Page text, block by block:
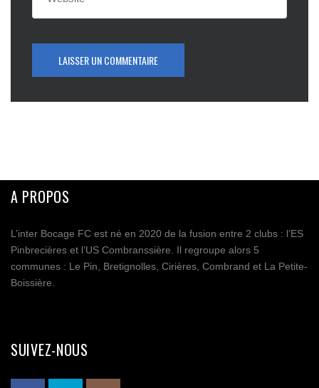
A PROPOS
L’inter Bocage FC est né en 2020 de la fusion entre 2 clubs : l’ES
Pinbrecières et l’US Combranssière. Il regroupe alors 5
communes : Le Pin, Bretignolles, Cirières, Combrand et La Petite-
Boissière.
SUIVEZ-NOUS